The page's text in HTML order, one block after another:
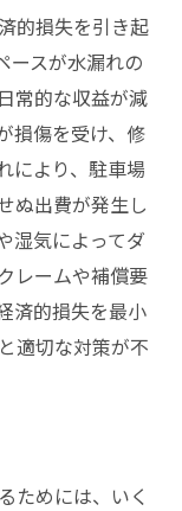
的損失を引き起
ースが水漏れの
常的な収益が減
損傷を受け、修
により、駐車場
ぬ出費が発生し
湿気によってダ
レームや補償要
済的損失を最小
適切な対策が不
ためには、いく